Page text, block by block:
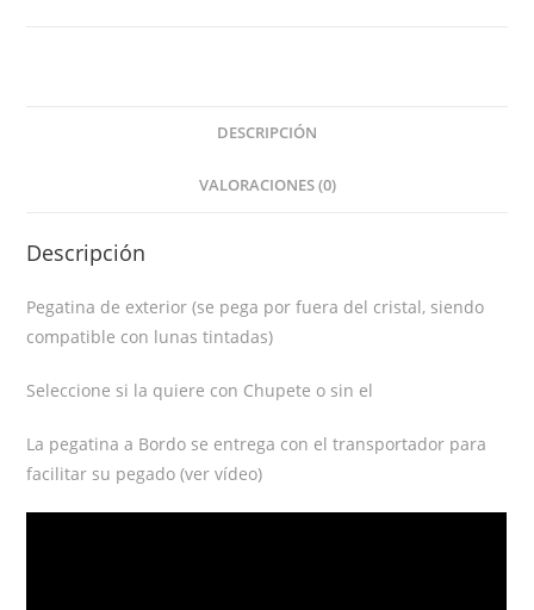
DESCRIPCIÓN
VALORACIONES (0)
Descripción
Pegatina de exterior (se pega por fuera del cristal, siendo
compatible con lunas tintadas)
Seleccione si la quiere con Chupete o sin el
La pegatina a Bordo se entrega con el transportador para
facilitar su pegado (ver vídeo)